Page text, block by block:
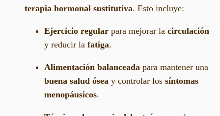
terapia hormonal sustitutiva. Esto incluye:
Ejercicio regular para mejorar la circulación
y reducir la fatiga.
Alimentación balanceada para mantener una
buena salud ósea y controlar los síntomas
menopáusicos.